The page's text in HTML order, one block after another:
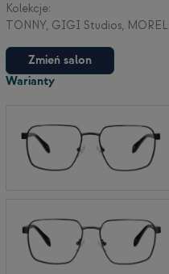
Zmień salon
Kolekcje:
TONNY, GIGI Studios, MOREL
Warianty